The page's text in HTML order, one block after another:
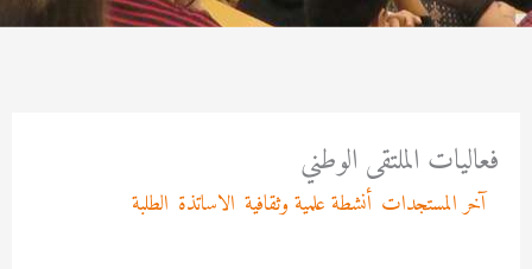
فعاليات الملتقى الوطني
/آخر المستجدات أنشطة علمية وثقافية, الاساتذة الطلبة/ بواسطة